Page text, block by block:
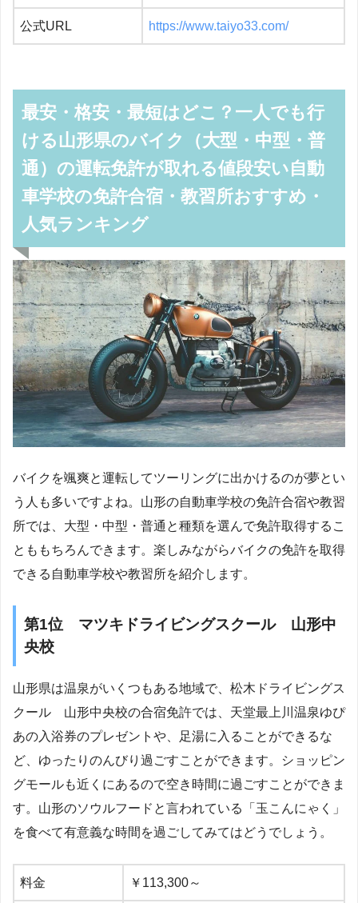
公式URL https://www.taiyo33.com/
最安・格安・最短はどこ？一人でも行
ける山形県のバイク（大型・中型・普
通）の運転免許が取れる値段安い自動
車学校の免許合宿・教習所おすすめ・
人気ランキング
バイクを颯爽と運転してツーリングに出かけるのが夢とい
う人も多いですよね。山形の自動車学校の免許合宿や教習
所では、大型・中型・普通と種類を選んで免許取得するこ
とももちろんできます。楽しみながらバイクの免許を取得
できる自動車学校や教習所を紹介します。
第1位 マツキドライビングスクール 山形中
央校
山形県は温泉がいくつもある地域で、松木ドライビングス
クール 山形中央校の合宿免許では、天堂最上川温泉ゆぴ
あの入浴券のプレゼントや、足湯に入ることができるな
ど、ゆったりのんびり過ごすことができます。ショッピン
グモールも近くにあるので空き時間に過ごすことができま
す。山形のソウルフードと言われている「玉こんにゃく」
を食べて有意義な時間を過ごしてみてはどうでしょう。
料金 ￥113,300～